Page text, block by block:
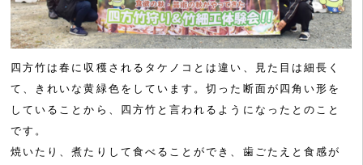
四方竹は春に収穫されるタケノコとは違い、見た目は細長く
て、きれいな黄緑色をしています。切った断面が四角い形を
していることから、四方竹と言われるようになったとのこと
です。
焼いたり、煮たりして食べることができ、歯ごたえと食感が